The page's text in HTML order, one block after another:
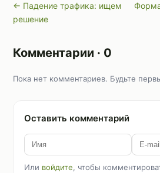
← Падение трафика: ищем
решение
Комментарии · 0
Пока нет комментариев. Будьте
Оставить комментарий
Или войдите, чтобы